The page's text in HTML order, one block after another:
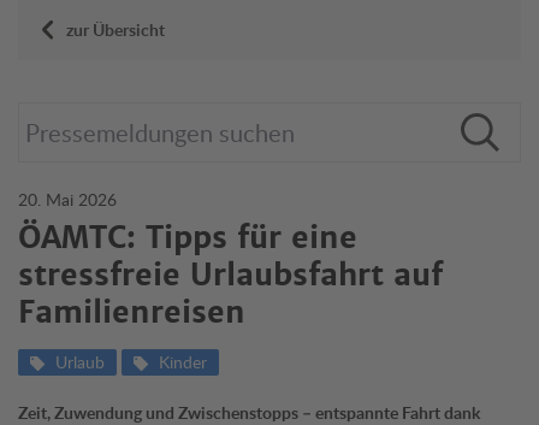
zur Übersicht
20. Mai 2026
ÖAMTC: Tipps für eine
stressfreie Urlaubsfahrt auf
Familienreisen
Urlaub Kinder
Zeit, Zuwendung und Zwischenstopps – entspannte Fahrt dank